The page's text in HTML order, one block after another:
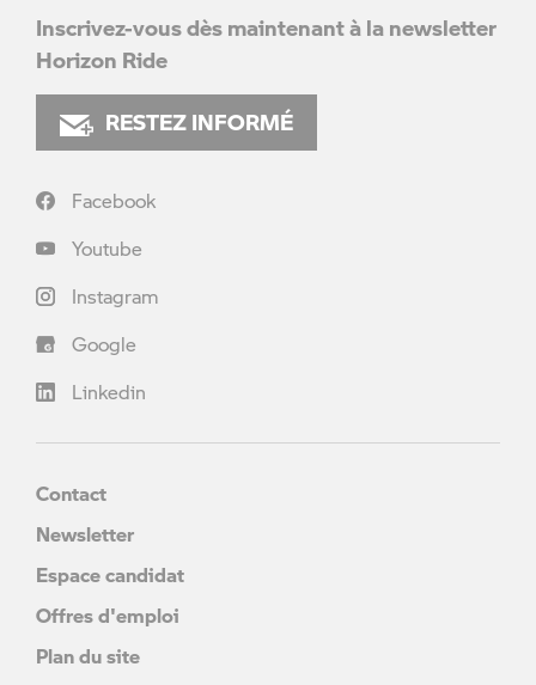
Inscrivez-vous dès maintenant à la newsletter
Horizon Ride
RESTEZ INFORMÉ
Facebook
Youtube
Instagram
Google
Linkedin
Contact
Newsletter
Espace candidat
Offres d'emploi
Plan du site